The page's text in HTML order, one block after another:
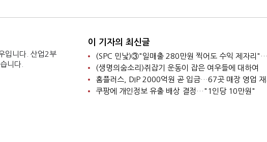
입니다. 산업2부
니다.
이 기자의 최신글
(생명의숨소리)쥐잡기 운동이 잡은 여우들에 대하여
홈플러스, DIP 2000억원 곧 입금…67곳 매장 영업 재
쿠팡에 개인정보 유출 배상 결정…"1인당 10만원"